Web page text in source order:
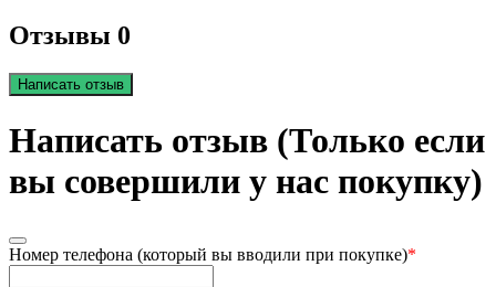
Отзывы 0
Написать отзыв
Написать отзыв (Только если
вы совершили у нас покупку)
Номер телефона (который вы вводили при покупке)*